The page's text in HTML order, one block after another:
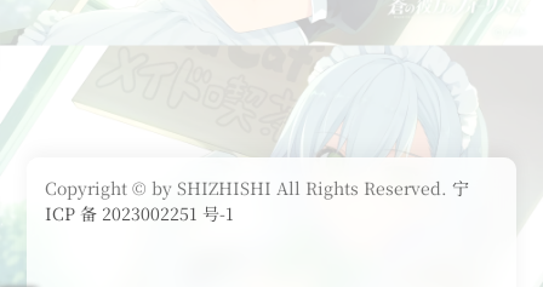
Copyright © by SHIZHISHI All Rights Reserved.宁
ICP 备 2023002251 号-1